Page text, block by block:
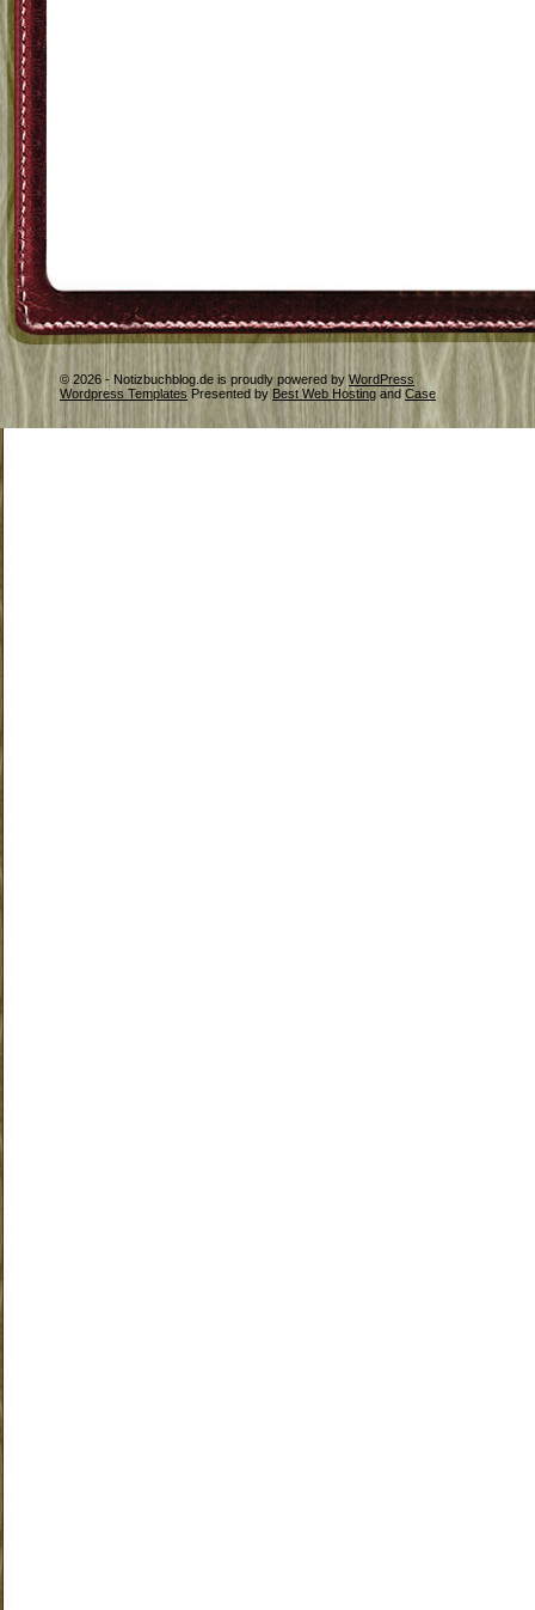
© 2026 - Notizbuchblog.de is proudly powered by WordPress
Wordpress Templates Presented by Best Web Hosting and Case